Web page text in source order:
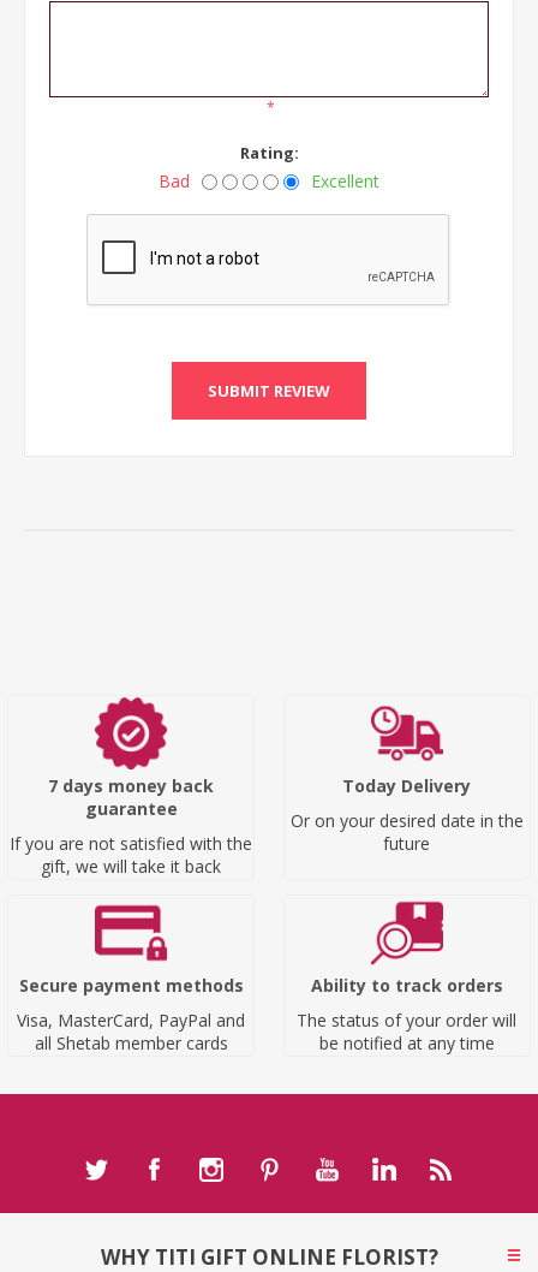
*
Rating:
Bad Excellent
SUBMIT REVIEW
7 days money back
guarantee
If you are not satisfied with the
gift, we will take it back
Today Delivery
Or on your desired date in the
future
Secure payment methods
Visa, MasterCard, PayPal and
all Shetab member cards
Ability to track orders
The status of your order will
be notified at any time
WHY TITI GIFT ONLINE FLORIST?